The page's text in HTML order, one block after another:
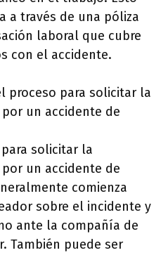
a través de una póliza
laboral que cubre
con el accidente.
proceso para solicitar la
un accidente de
solicitar la
un accidente de
comienza
sobre el incidente y
ante la compañía de
También puede ser